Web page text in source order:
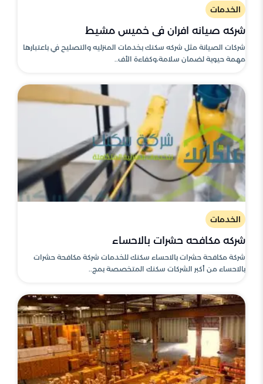
الخدمات
شركه صيانه افران في خميس مشيط
شركات الصيانة مثل شركه سكنك بخدمات المنزليه والتصليح في باعتبارها
مهمة حيوية لضمان سلامة،وكفاءة الأف..
الخدمات
شركه مكافحه حشرات بالاحساء
شركة مكافحة حشرات بالاحساء سكنك للخدمات شركة مكافحة حشرات
بالاحساء من أكبر الشركات سكنك المتخصصة بمج..